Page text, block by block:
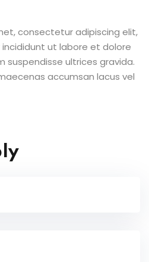
consectetur adipiscing elit,
ut labore et dolore
suspendisse ultrices gravida.
accumsan lacus vel